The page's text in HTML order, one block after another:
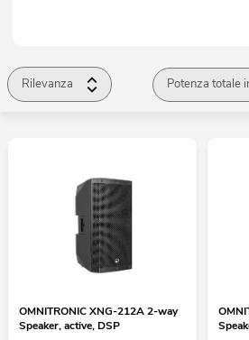
Rilevanza Potenza totale
OMNITRONIC XNG-212A 2-way
Speaker, active, DSP